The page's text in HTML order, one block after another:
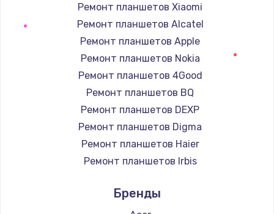
Заказать
Заказать
Настройка Wi-Fi
от 1030 руб.
от 990 руб.
Ремонт планшетов Xiaomi
Ремонт планшетов Alcatel
Ремонт планшетов Apple
Ремонт планшетов Nokia
Ремонт планшетов 4Good
Ремонт планшетов BQ
Ремонт планшетов DEXP
Ремонт планшетов Digma
Ремонт планшетов Haier
Ремонт планшетов Irbis
Ремонт планшетов Microsoft
Бренды